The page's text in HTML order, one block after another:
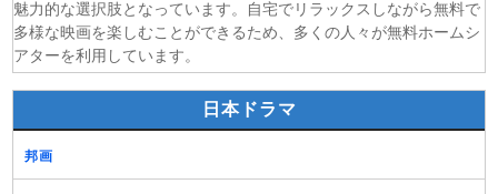
魅力的な選択肢となっています。自宅でリラックスしながら無料で
多様な映画を楽しむことができるため、多くの人々が無料ホームシ
アターを利用しています。
日本ドラマ
邦画